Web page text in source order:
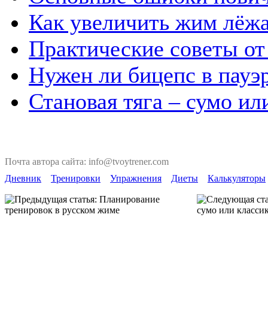
Как увеличить жим
Практические советы
Нужен ли бицепс в
Становая тяга – сумо
Почта автора сайта: info@tvoytrener.com
Дневник
Тренировки Упражнения Диеты Калькуляторы